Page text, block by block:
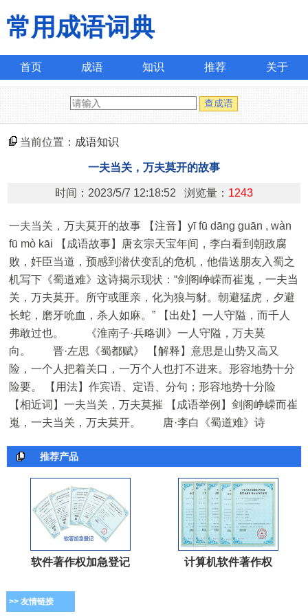
常用成语词典
首页 成语 知识 推荐 关于
当前位置： 成语知识
一夫当关，万夫莫开的故事
时间：2023/5/7 12:18:52 浏览量： 1243
一夫当关，万夫莫开的故事 【注音】yī fū dāng guān , wàn
fū mò kāi 【成语故事】唐玄宗天宝年间，李白看到朝政腐
败，奸臣当道，预感到潜伏变乱的危机，他借送朋友入蜀之
机写下《蜀道难》这诗揭示现状：“剑阁峥嵘而崔嵬，一夫当
关，万夫莫开。所守或匪亲，化为狼与豺。朝避猛虎，夕避
长蛇，磨牙吮血，杀人如麻。” 【出处】一人守隘，而千人
弗敢过也。 《淮南子·兵略训》一人守隘，万夫莫
向。 晋·左思《蜀都赋》 【解释】意思是山势又高又
险，一个人把着关口，一万个人也打不进来。形容地势十分
险要。 【用法】作宾语、定语、分句；形容地势十分险
【相近词】一夫当关，万夫莫摧 【成语举例】剑阁峥嵘而崔
嵬，一夫当关，万夫莫开。 唐·李白《蜀道难》诗
推荐产品
软件著作权加急登记 计算机软件著作权
>> 友情链接